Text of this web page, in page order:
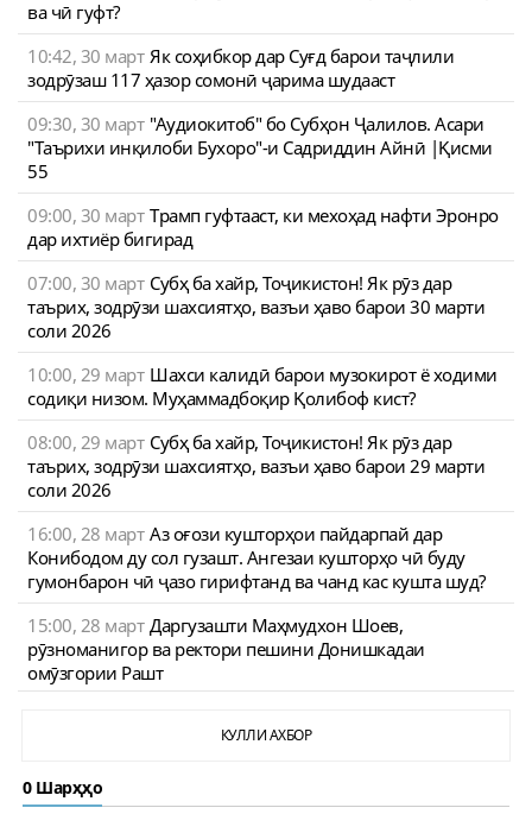
ва чӣ гуфт?
10:42, 30 март Як соҳибкор дар Суғд барои таҷлили
зодрӯзаш 117 ҳазор сомонӣ ҷарима шудааст
09:30, 30 март "Аудиокитоб" бо Субҳон Ҷалилов. Асари
"Таърихи инқилоби Бухоро"-и Садриддин Айнӣ |Қисми
55
09:00, 30 март Трамп гуфтааст, ки мехоҳад нафти Эронро
дар ихтиёр бигирад
07:00, 30 март Субҳ ба хайр, Тоҷикистон! Як рӯз дар
таърих, зодрӯзи шахсиятҳо, вазъи ҳаво барои 30 марти
соли 2026
10:00, 29 март Шахси калидӣ барои музокирот ё ходими
содиқи низом. Муҳаммадбоқир Қолибоф кист?
08:00, 29 март Субҳ ба хайр, Тоҷикистон! Як рӯз дар
таърих, зодрӯзи шахсиятҳо, вазъи ҳаво барои 29 марти
соли 2026
16:00, 28 март Аз оғози кушторҳои пайдарпай дар
Конибодом ду сол гузашт. Ангезаи кушторҳо чӣ буду
гумонбарон чӣ ҷазо гирифтанд ва чанд кас кушта шуд?
15:00, 28 март Даргузашти Маҳмудхон Шоев,
рӯзноманигор ва ректори пешини Донишкадаи
омӯзгории Рашт
КУЛЛИ АХБОР
0 Шарҳҳо